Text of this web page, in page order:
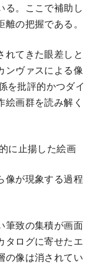
る。ここで補助し
の把握である。
てきた眼差しと
ンヴァスによる像
を批評的かつダイ
画群を読み解く
に止揚した絵画
像が現象する過程
筆致の集積が画面
タログに寄せたエ
の像は消されてい